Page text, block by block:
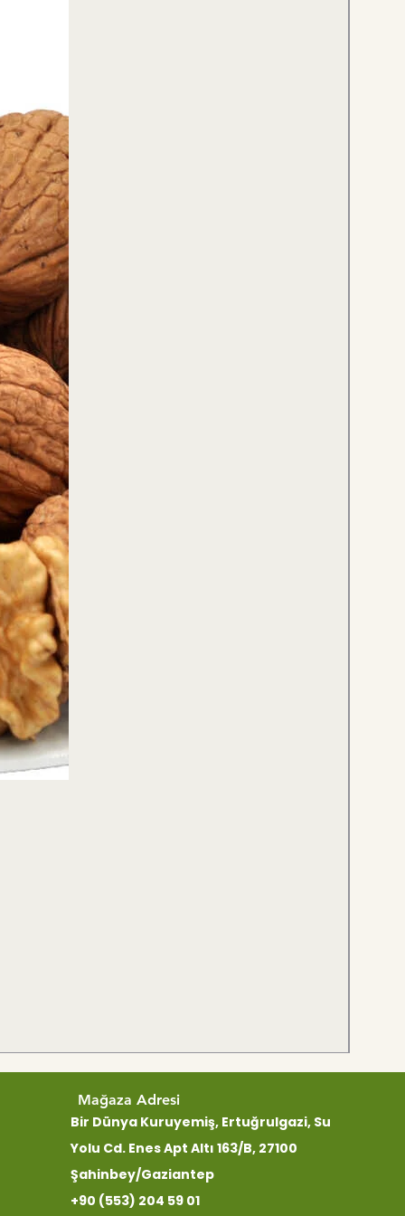
Mağaza Adresi
Bir Dünya Kuruyemiş, Ertuğrulgazi, Su
Yolu Cd. Enes Apt Altı 163/B, 27100
Şahinbey/Gaziantep
+90 (553) 204 59 01